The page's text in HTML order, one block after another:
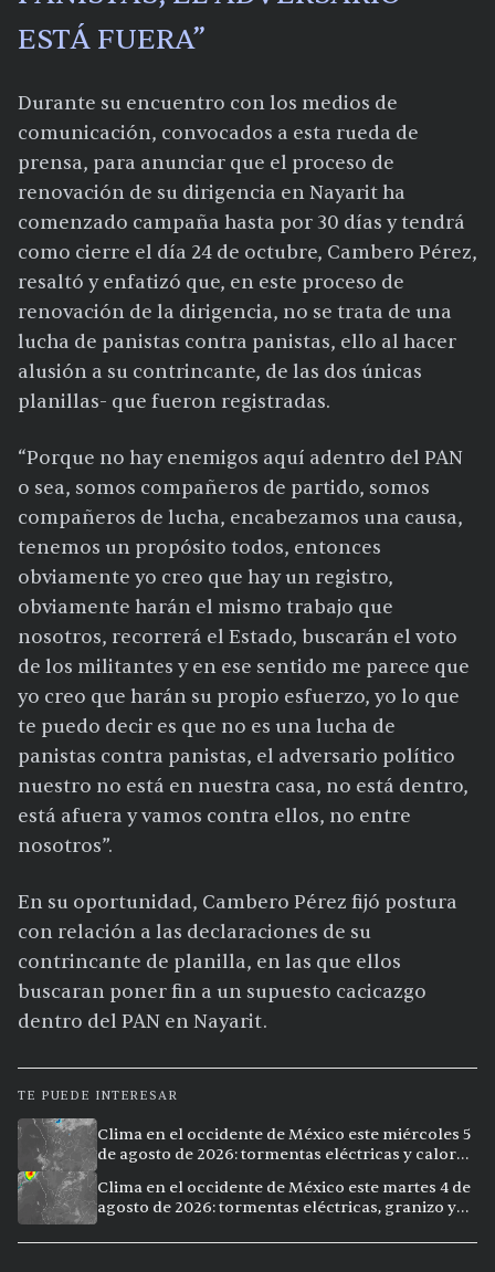
ESTÁ FUERA”
Durante su encuentro con los medios de
comunicación, convocados a esta rueda de
prensa, para anunciar que el proceso de
renovación de su dirigencia en Nayarit ha
comenzado campaña hasta por 30 días y tendrá
como cierre el día 24 de octubre, Cambero Pérez,
resaltó y enfatizó que, en este proceso de
renovación de la dirigencia, no se trata de una
lucha de panistas contra panistas, ello al hacer
alusión a su contrincante, de las dos únicas
planillas- que fueron registradas.
“Porque no hay enemigos aquí adentro del PAN
o sea, somos compañeros de partido, somos
compañeros de lucha, encabezamos una causa,
tenemos un propósito todos, entonces
obviamente yo creo que hay un registro,
obviamente harán el mismo trabajo que
nosotros, recorrerá el Estado, buscarán el voto
de los militantes y en ese sentido me parece que
yo creo que harán su propio esfuerzo, yo lo que
te puedo decir es que no es una lucha de
panistas contra panistas, el adversario político
nuestro no está en nuestra casa, no está dentro,
está afuera y vamos contra ellos, no entre
nosotros”.
En su oportunidad, Cambero Pérez fijó postura
con relación a las declaraciones de su
contrincante de planilla, en las que ellos
buscaran poner fin a un supuesto cacicazgo
dentro del PAN en Nayarit.
TE PUEDE INTERESAR
Clima en el occidente de México este miércoles 5
de agosto de 2026: tormentas eléctricas y calor
Clima en el occidente de México este martes 4 de
agosto de 2026: tormentas eléctricas, granizo y